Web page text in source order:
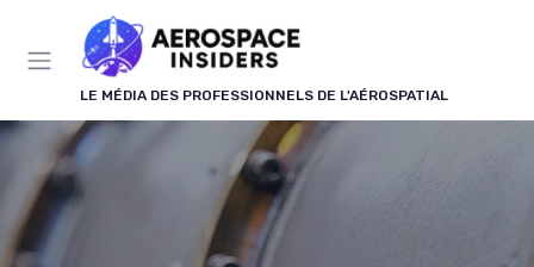
LE MÉDIA DES PROFESSIONNELS DE L'AÉROSPATIAL
Panneau de gestion des cookies